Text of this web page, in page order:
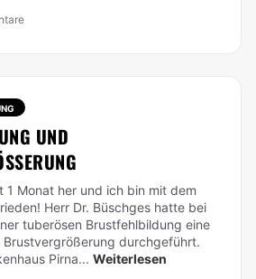
UND
1 Monat her und ich bin mit dem
Herr Dr. Büschges hatte bei
tuberösen Brustfehlbildung eine
durchgeführt.
Pirna... Weiterlesen